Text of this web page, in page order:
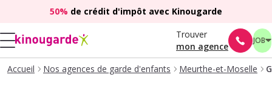
50% de crédit d'impôt avec Kinougarde
Trouver
mon agence
JOB
Accueil Nos agences de garde d'enfants Meurthe-et-Moselle